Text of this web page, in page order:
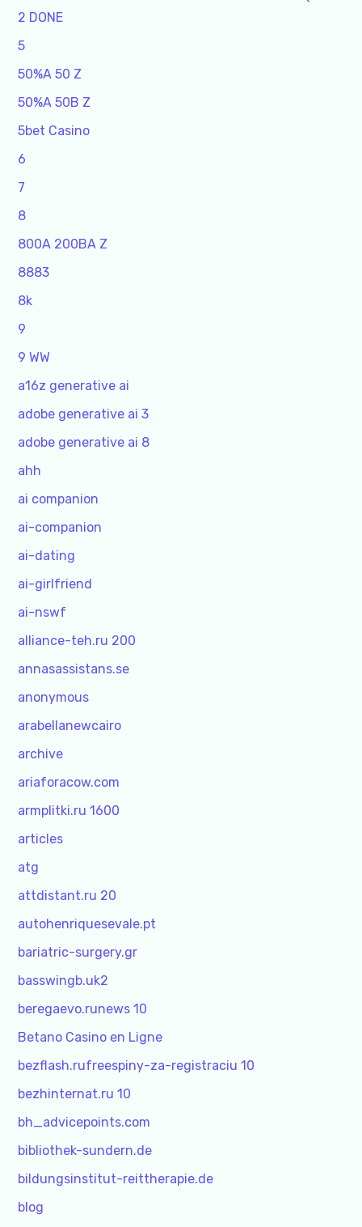
2 DONE
5
50%A 50 Z
50%A 50B Z
5bet Casino
6
7
8
800A 200BA Z
8883
8k
9
9 WW
a16z generative ai
adobe generative ai 3
adobe generative ai 8
ahh
ai companion
ai-companion
ai-dating
ai-girlfriend
ai-nswf
alliance-teh.ru 200
annasassistans.se
anonymous
arabellanewcairo
archive
ariaforacow.com
armplitki.ru 1600
articles
atg
attdistant.ru 20
autohenriquesevale.pt
bariatric-surgery.gr
basswingb.uk2
beregaevo.runews 10
Betano Casino en Ligne
bezflash.rufreespiny-za-registraciu 10
bezhinternat.ru 10
bh_advicepoints.com
bibliothek-sundern.de
bildungsinstitut-reittherapie.de
blog